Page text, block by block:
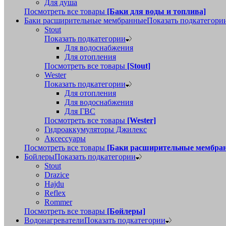
Для душа
Посмотреть все товары [Баки для воды и топлива]
Баки расширительные мембранныеПоказать
Stout
Показать подкатегории
Для водоснабжения
Для отопления
Посмотреть все товары [Stout]
Wester
Показать подкатегории
Для отопления
Для водоснабжения
Для ГВС
Посмотреть все товары [Wester]
Гидроаккумуляторы Джилекс
Аксессуары
Посмотреть все товары [Баки расширительные
БойлерыПоказать подкатегории
Stout
Drazice
Hajdu
Reflex
Rommer
Посмотреть все товары [Бойлеры]
ВодонагревателиПоказать подкатегории